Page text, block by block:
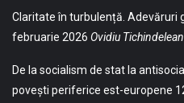
Claritate în turbulență. Adevăruri
februarie 2026 Ovidiu
De la socialism de stat la
povești periferice est-europene